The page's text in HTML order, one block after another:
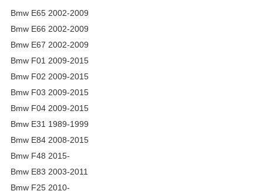
Bmw E65 2002-2009
Bmw E66 2002-2009
Bmw E67 2002-2009
Bmw F01 2009-2015
Bmw F02 2009-2015
Bmw F03 2009-2015
Bmw F04 2009-2015
Bmw E31 1989-1999
Bmw E84 2008-2015
Bmw F48 2015-
Bmw E83 2003-2011
Bmw F25 2010-